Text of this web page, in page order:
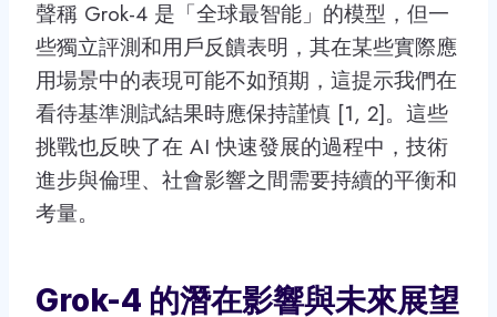
聲稱 Grok-4 是「全球最智能」的模型，但一
些獨立評測和用戶反饋表明，其在某些實際應
用場景中的表現可能不如預期，這提示我們在
看待基準測試結果時應保持謹慎 [1, 2]。這些
挑戰也反映了在 AI 快速發展的過程中，技術
進步與倫理、社會影響之間需要持續的平衡和
考量。
Grok-4 的潛在影響與未來展望